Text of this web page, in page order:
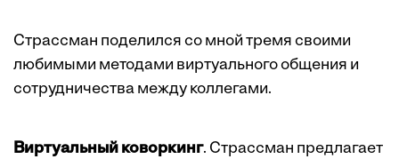
Страссман поделился со мной тремя своими
любимыми методами виртуального общения и
сотрудничества между коллегами.
Виртуальный коворкинг. Страссман предлагает